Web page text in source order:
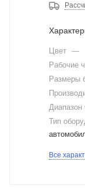
Цвет —
Рабочие
Размеры
Диапазон
Тип
Все